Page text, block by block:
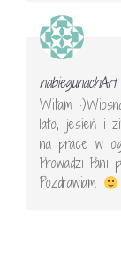
nabiegunachArt
Witam
lato, jesień i
na prace w
Prowadzi Pani
Pozdrawiam